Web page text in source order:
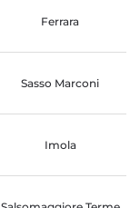
Ferrara
Sasso Marconi
Imola